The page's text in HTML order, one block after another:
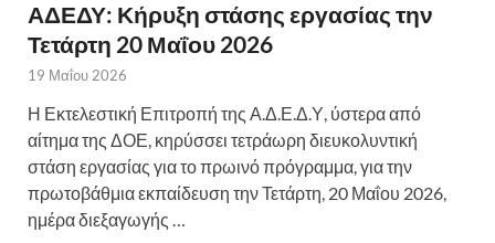
ΑΔΕΔΥ: Κήρυξη στάσης εργασίας την
Τετάρτη 20 Μαΐου 2026
19 Μαΐου 2026
Η Εκτελεστική Επιτροπή της Α.Δ.Ε.Δ.Υ, ύστερα από
αίτημα της ΔΟΕ, κηρύσσει τετράωρη διευκολυντική
στάση εργασίας για το πρωινό πρόγραμμα, για την
πρωτοβάθμια εκπαίδευση την Τετάρτη, 20 Μαΐου 2026,
ημέρα διεξαγωγής …